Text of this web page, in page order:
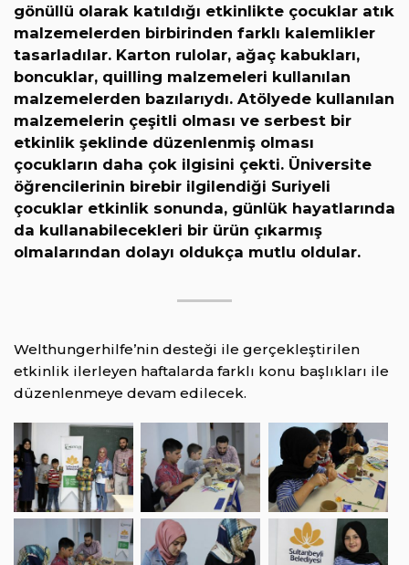
gönüllü olarak katıldığı etkinlikte çocuklar atık
malzemelerden birbirinden farklı kalemlikler
tasarladılar. Karton rulolar, ağaç kabukları,
boncuklar, quilling malzemeleri kullanılan
malzemelerden bazılarıydı. Atölyede kullanılan
malzemelerin çeşitli olması ve serbest bir
etkinlik şeklinde düzenlenmiş olması
çocukların daha çok ilgisini çekti. Üniversite
öğrencilerinin birebir ilgilendiği Suriyeli
çocuklar etkinlik sonunda, günlük hayatlarında
da kullanabilecekleri bir ürün çıkarmış
olmalarından dolayı oldukça mutlu oldular.
Welthungerhilfe’nin desteği ile gerçekleştirilen
etkinlik ilerleyen haftalarda farklı konu başlıkları ile
düzenlenmeye devam edilecek.